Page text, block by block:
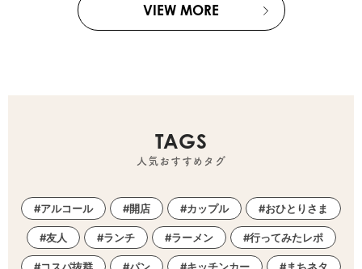
VIEW MORE
TAGS
人気おすすめタグ
アルコール 開店 カップル おひとりさま
友人 ランチ ラーメン 行ってみたレポ